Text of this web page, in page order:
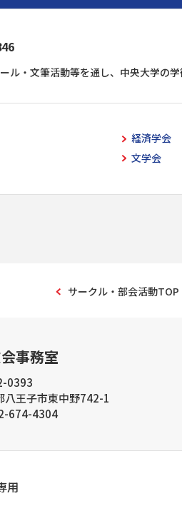
・文筆活動等を通し、中央大学の
経済学会
文学会
サークル・部会活動TOP
事務室
0393
八王子市東中野742-1
674-4304
用